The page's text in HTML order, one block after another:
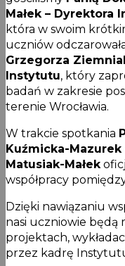
Małek – Dyrektora
która w swoim
uczniów
Grzegorza
Instytutu, który
badań w zakresie
terenie Wrocławia.
W trakcie spotkania
Kuźmicka-
Matusiak-Małek
współpracy
Dzięki nawiązaniu
nasi uczniowie będą
projektach,
przez kadrę